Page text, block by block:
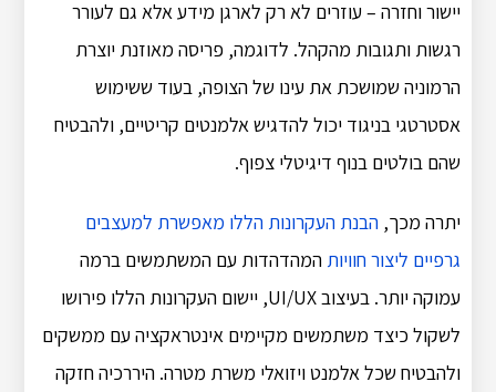
יישור וחזרה – עוזרים לא רק לארגן מידע אלא גם לעורר
רגשות ותגובות מהקהל. לדוגמה, פריסה מאוזנת יוצרת
הרמוניה שמושכת את עינו של הצופה, בעוד ששימוש
אסטרטגי בניגוד יכול להדגיש אלמנטים קריטיים, ולהבטיח
שהם בולטים בנוף דיגיטלי צפוף.
יתרה מכך,הבנת העקרונות הללו מאפשרת למעצבים
גרפיים ליצור חוויות המהדהדות עם המשתמשים ברמה
עמוקה יותר. בעיצוב UI/UX, יישום העקרונות הללו פירושו
לשקול כיצד משתמשים מקיימים אינטראקציה עם ממשקים
ולהבטיח שכל אלמנט ויזואלי משרת מטרה. היררכיה חזקה